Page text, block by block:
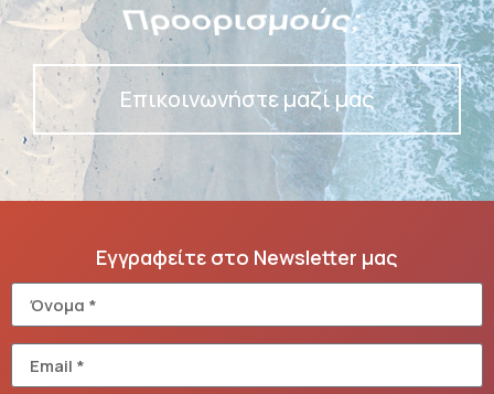
Ταξίδια;
Επικοινωνήστε μαζί μας
Εγγραφείτε στο Newsletter μας